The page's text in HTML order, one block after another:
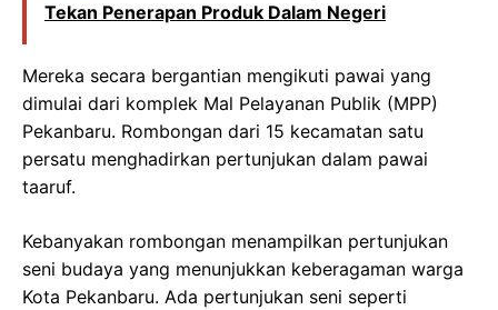
Tekan Penerapan Produk Dalam Negeri
Mereka secara bergantian mengikuti pawai yang
dimulai dari komplek Mal Pelayanan Publik (MPP)
Pekanbaru. Rombongan dari 15 kecamatan satu
persatu menghadirkan pertunjukan dalam pawai
taaruf.
Kebanyakan rombongan menampilkan pertunjukan
seni budaya yang menunjukkan keberagaman warga
Kota Pekanbaru. Ada pertunjukan seni seperti